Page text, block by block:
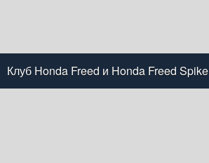
Клуб Honda Freed и Honda Freed Spike